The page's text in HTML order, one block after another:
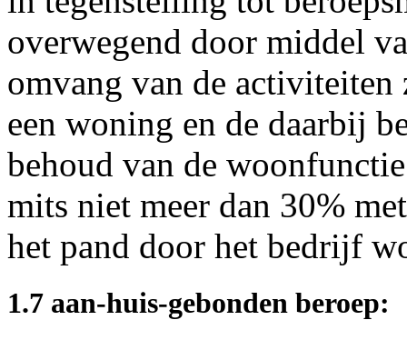
overwegend door middel
omvang van de
een woning en de daarbij
behoud van de
mits niet meer dan 30%
het pand door het bedrijf
1.7 aan-huis-gebonden beroep: